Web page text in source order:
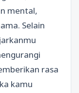
mental,
Selain
rasa
kamu